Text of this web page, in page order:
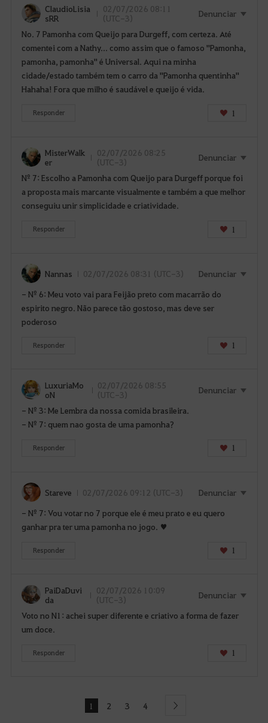
ClaudioLisia
sRR
02/07/2026 08:11
(UTC-3)
Denunciar
No. 7 Pamonha com Queijo para Durgeff, com certeza. Até
comentei com a Nathy... como assim que o famoso "Pamonha,
pamonha, pamonha" é Universal. Aqui na minha
cidade/estado também tem o carro da "Pamonha quentinha"
Hahaha! Fora que milho é saudável e queijo é vida.
Responder 1
MisterWalk
er
02/07/2026 08:25
(UTC-3)
Denunciar
Nº 7: Escolho a Pamonha com Queijo para Durgeff porque foi
a proposta mais marcante visualmente e também a que melhor
conseguiu unir simplicidade e criatividade.
Responder 1
Nannas 02/07/2026 08:31 (UTC-3)
Denunciar
- Nº 6: Meu voto vai para Feijão preto com macarrão do
espirito negro. Não parece tão gostoso, mas deve ser
poderoso
Responder 1
LuxuriaMo
oN
02/07/2026 08:55
(UTC-3)
Denunciar
- Nº 3: Me Lembra da nossa comida brasileira.
- Nº 7: quem nao gosta de uma pamonha?
Responder 1
Stareve 02/07/2026 09:12 (UTC-3)
Denunciar
- Nº 7: Vou votar no 7 porque ele é meu prato e eu quero
ganhar pra ter uma pamonha no jogo. ♥
Responder 1
PaiDaDuvi
da
02/07/2026 10:09
(UTC-3)
Denunciar
Voto no N1: achei super diferente e criativo a forma de fazer
um doce.
Responder 1
1 2 3 4 next